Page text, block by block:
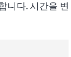
니다. 시간을 변